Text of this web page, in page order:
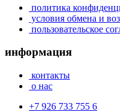
политика
условия обмена и
пользовательское
информация
контакты
о нас
+7 926 733 755 6